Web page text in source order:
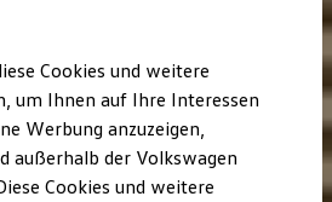
finden
Cookies und weitere
um Ihnen auf Ihre Interessen
Werbung anzuzeigen,
außerhalb der Volkswagen
Cookies und weitere